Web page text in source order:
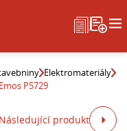
Elektromateriály
Emos P5729
Následující produkt